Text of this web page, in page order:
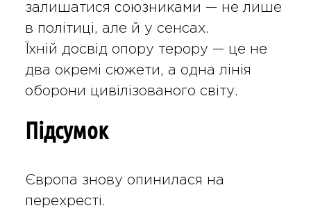
залишатися союзниками — не лише
в політиці, але й у сенсах.
Їхній досвід опору терору — це не
два окремі сюжети, а одна лінія
оборони цивілізованого світу.
Підсумок
Європа знову опинилася на
перехресті.